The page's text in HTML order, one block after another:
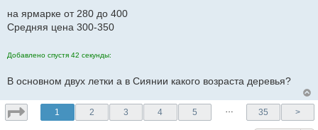
о
б
н
на ярмарке от 280 до 400
Средняя цена 300-350
Добавлено спустя 42 секунды:
В основном двух летки а в Сиянии какого возраста деревья?
1 2 3 4 5 … 35 >